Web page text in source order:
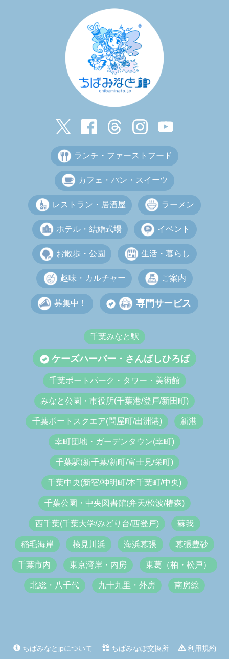
ランチ・ファーストフード
カフェ・パン・スイーツ
レストラン・居酒屋 ラーメン
ホテル・結婚式場 イベント
お散歩・公園 生活・暮らし
趣味・カルチャー ご案内
募集中！ 専門サービス
千葉みなと駅
ケーズハーバー・さんばしひろば
千葉ポートパーク・タワー・美術館
みなと公園・市役所(千葉港/登戸/新田町)
千葉ポートスクエア(問屋町/出洲港) 新港
幸町団地・ガーデンタウン(幸町)
千葉駅(新千葉/新町/富士見/栄町)
千葉中央(新宿/神明町/本千葉町/中央)
千葉公園・中央図書館(弁天/松波/椿森)
西千葉(千葉大学/みどり台/西登戸) 蘇我
稲毛海岸 検見川浜 海浜幕張 幕張豊砂
千葉市内 東京湾岸・内房 東葛（柏・松戸）
北総・八千代 九十九里・外房 南房総
ちばみなとjpについて ちばみなぽ交換所 利用規約